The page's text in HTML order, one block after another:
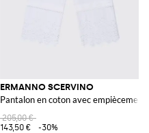
ERMANNO SCERVINO
Pantalon en coton avec
205,00 €
143,50 €
-30%